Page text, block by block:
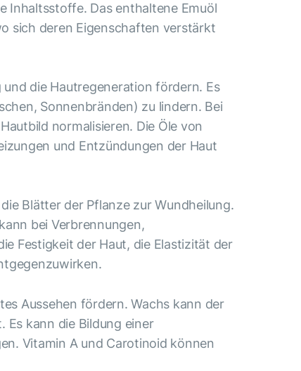
Inhaltsstoffe. Das enthaltene Emuöl
sich deren Eigenschaften verstärkt
die Hautregeneration fördern. Es
Sonnenbränden) zu lindern. Bei
normalisieren. Die Öle von
und Entzündungen der Haut
Blätter der Pflanze zur Wundheilung.
bei Verbrennungen,
Festigkeit der Haut, die Elastizität der
Aussehen fördern. Wachs kann der
Es kann die Bildung einer
Vitamin A und Carotinoid können